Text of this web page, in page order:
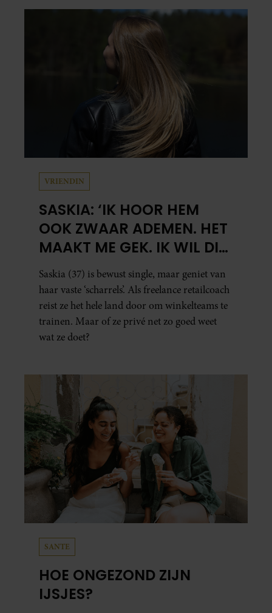
VRIENDIN
SASKIA: ‘IK HOOR HEM
OOK ZWAAR ADEMEN. HET
MAAKT ME GEK. IK WIL DIE
MAN.’
Saskia (37) is bewust single, maar geniet van
haar vaste ‘scharrels’. Als freelance retailcoach
reist ze het hele land door om winkelteams te
trainen. Maar of ze privé net zo goed weet
wat ze doet?
SANTE
HOE ONGEZOND ZIJN
IJSJES?